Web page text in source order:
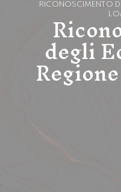
RICONOSCIMENTO
degli